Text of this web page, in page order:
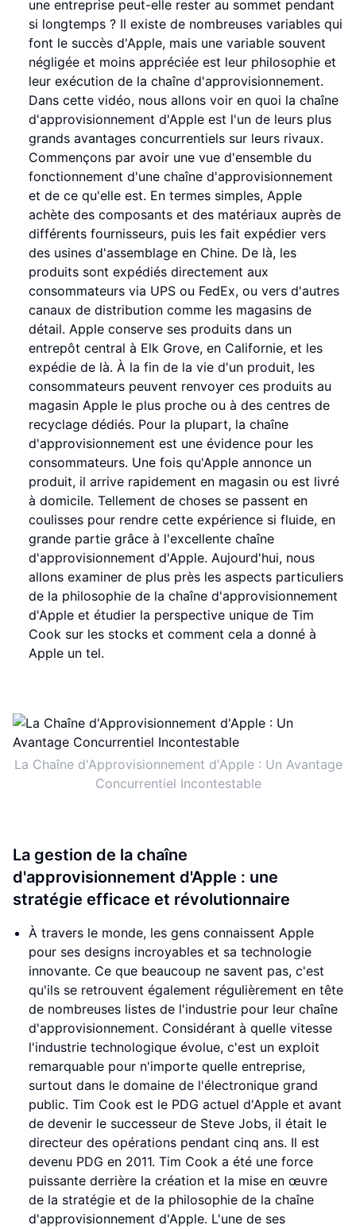
une entreprise peut-elle rester au sommet pendant
si longtemps ? Il existe de nombreuses variables qui
font le succès d'Apple, mais une variable souvent
négligée et moins appréciée est leur philosophie et
leur exécution de la chaîne d'approvisionnement.
Dans cette vidéo, nous allons voir en quoi la chaîne
d'approvisionnement d'Apple est l'un de leurs plus
grands avantages concurrentiels sur leurs rivaux.
Commençons par avoir une vue d'ensemble du
fonctionnement d'une chaîne d'approvisionnement
et de ce qu'elle est. En termes simples, Apple
achète des composants et des matériaux auprès de
différents fournisseurs, puis les fait expédier vers
des usines d'assemblage en Chine. De là, les
produits sont expédiés directement aux
consommateurs via UPS ou FedEx, ou vers d'autres
canaux de distribution comme les magasins de
détail. Apple conserve ses produits dans un
entrepôt central à Elk Grove, en Californie, et les
expédie de là. À la fin de la vie d'un produit, les
consommateurs peuvent renvoyer ces produits au
magasin Apple le plus proche ou à des centres de
recyclage dédiés. Pour la plupart, la chaîne
d'approvisionnement est une évidence pour les
consommateurs. Une fois qu'Apple annonce un
produit, il arrive rapidement en magasin ou est livré
à domicile. Tellement de choses se passent en
coulisses pour rendre cette expérience si fluide, en
grande partie grâce à l'excellente chaîne
d'approvisionnement d'Apple. Aujourd'hui, nous
allons examiner de plus près les aspects particuliers
de la philosophie de la chaîne d'approvisionnement
d'Apple et étudier la perspective unique de Tim
Cook sur les stocks et comment cela a donné à
Apple un tel.
La Chaîne d'Approvisionnement d'Apple : Un Avantage
Concurrentiel Incontestable
La gestion de la chaîne
d'approvisionnement d'Apple : une
stratégie efficace et révolutionnaire
À travers le monde, les gens connaissent Apple
pour ses designs incroyables et sa technologie
innovante. Ce que beaucoup ne savent pas, c'est
qu'ils se retrouvent également régulièrement en tête
de nombreuses listes de l'industrie pour leur chaîne
d'approvisionnement. Considérant à quelle vitesse
l'industrie technologique évolue, c'est un exploit
remarquable pour n'importe quelle entreprise,
surtout dans le domaine de l'électronique grand
public. Tim Cook est le PDG actuel d'Apple et avant
de devenir le successeur de Steve Jobs, il était le
directeur des opérations pendant cinq ans. Il est
devenu PDG en 2011. Tim Cook a été une force
puissante derrière la création et la mise en œuvre
de la stratégie et de la philosophie de la chaîne
d'approvisionnement d'Apple. L'une de ses